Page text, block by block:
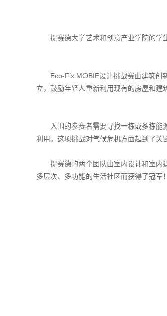
提赛德大学艺术和创意产业学院的学
Eco-Fix MOBIE设计挑战赛由建筑创
立，鼓励年轻人重新利用现有的房屋和建
入围的参赛者需要寻找一栋或多栋
利用。这项挑战对气候危机方面起到了关
提赛德的两个团队由室内设计和室内
多层次、多功能的生活社区而获得了冠军！